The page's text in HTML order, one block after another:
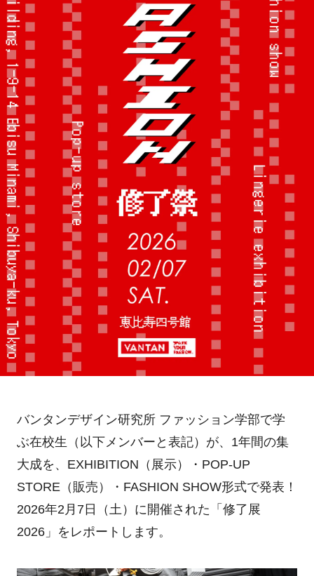
バンタンデザイン研究所 ファッション学部で学
ぶ在校生（以下メンバーと表記）が、1年間の集
大成を、EXHIBITION（展示）・POP-UP
STORE（販売）・FASHION SHOW形式で発表！
2026年2月7日（土）に開催された「修了展
2026」をレポートします。